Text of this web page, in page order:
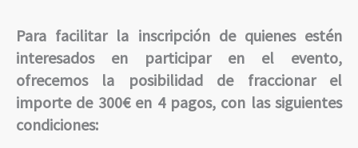
Para facilitar la inscripción de quienes estén
interesados en participar en el evento,
ofrecemos la posibilidad de fraccionar el
importe de 300€ en 4 pagos, con las siguientes
condiciones: